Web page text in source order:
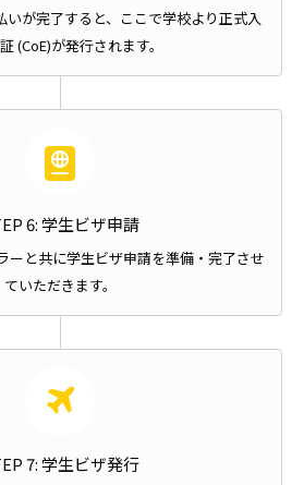
いが完了すると、ここで学校より正式入
(CoE)が発行されます。
6: 学生ビザ申請
ーと共に学生ビザ申請を準備・完了させ
ていただきます。
7: 学生ビザ発行